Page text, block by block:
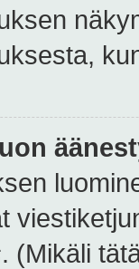
. (Mikäli